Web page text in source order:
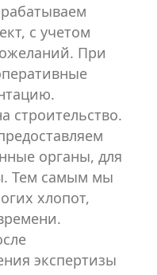
с учетом
При
строительство.
органы, для
Тем самым мы
хлопот,
экспертизы